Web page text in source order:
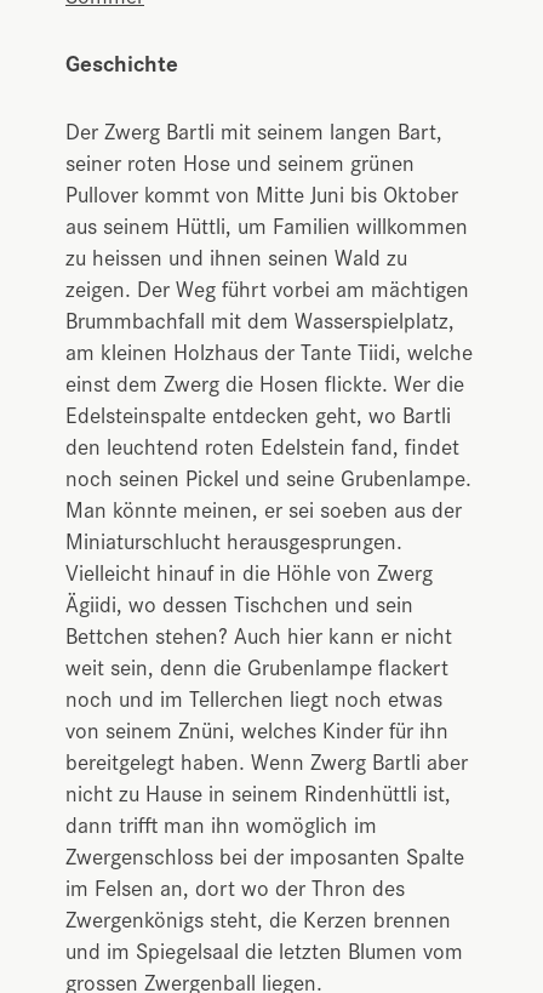
Geschichte
Der Zwerg Bartli mit seinem langen Bart,
seiner roten Hose und seinem grünen
Pullover kommt von Mitte Juni bis Oktober
aus seinem Hüttli, um Familien willkommen
zu heissen und ihnen seinen Wald zu
zeigen. Der Weg führt vorbei am mächtigen
Brummbachfall mit dem Wasserspielplatz,
am kleinen Holzhaus der Tante Tiidi, welche
einst dem Zwerg die Hosen flickte. Wer die
Edelsteinspalte entdecken geht, wo Bartli
den leuchtend roten Edelstein fand, findet
noch seinen Pickel und seine Grubenlampe.
Man könnte meinen, er sei soeben aus der
Miniaturschlucht herausgesprungen.
Vielleicht hinauf in die Höhle von Zwerg
Ägiidi, wo dessen Tischchen und sein
Bettchen stehen? Auch hier kann er nicht
weit sein, denn die Grubenlampe flackert
noch und im Tellerchen liegt noch etwas
von seinem Znüni, welches Kinder für ihn
bereitgelegt haben. Wenn Zwerg Bartli aber
nicht zu Hause in seinem Rindenhüttli ist,
dann trifft man ihn womöglich im
Zwergenschloss bei der imposanten Spalte
im Felsen an, dort wo der Thron des
Zwergenkönigs steht, die Kerzen brennen
und im Spiegelsaal die letzten Blumen vom
grossen Zwergenball liegen.